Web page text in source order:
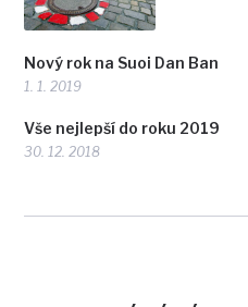
Nový rok na Suoi Dan Ban
1. 1. 2019
Vše nejlepší do roku 2019
30. 12. 2018